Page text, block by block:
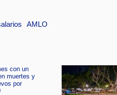
AMLO
con un
muertes y
por